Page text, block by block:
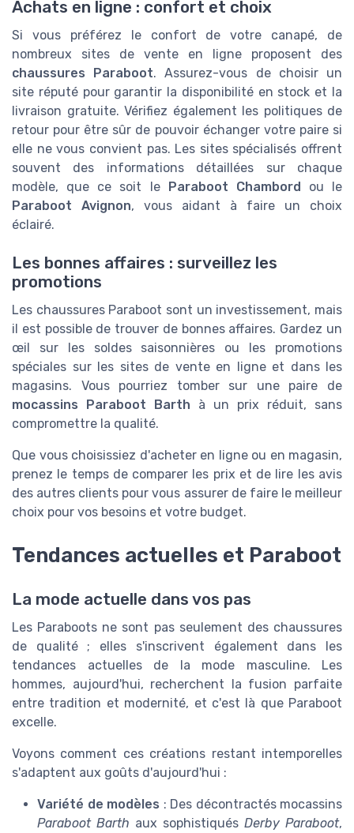
Achats en ligne : confort et choix
Si vous préférez le confort de votre canapé, de
nombreux sites de vente en ligne proposent des
chaussures Paraboot. Assurez-vous de choisir un
site réputé pour garantir la disponibilité en stock et la
livraison gratuite. Vérifiez également les politiques de
retour pour être sûr de pouvoir échanger votre paire si
elle ne vous convient pas. Les sites spécialisés offrent
souvent des informations détaillées sur chaque
modèle, que ce soit le Paraboot Chambord ou le
Paraboot Avignon, vous aidant à faire un choix
éclairé.
Les bonnes affaires : surveillez les
promotions
Les chaussures Paraboot sont un investissement, mais
il est possible de trouver de bonnes affaires. Gardez un
œil sur les soldes saisonnières ou les promotions
spéciales sur les sites de vente en ligne et dans les
magasins. Vous pourriez tomber sur une paire de
mocassins Paraboot Barth à un prix réduit, sans
compromettre la qualité.
Que vous choisissiez d'acheter en ligne ou en magasin,
prenez le temps de comparer les prix et de lire les avis
des autres clients pour vous assurer de faire le meilleur
choix pour vos besoins et votre budget.
Tendances actuelles et Paraboot
La mode actuelle dans vos pas
Les Paraboots ne sont pas seulement des chaussures
de qualité ; elles s'inscrivent également dans les
tendances actuelles de la mode masculine. Les
hommes, aujourd'hui, recherchent la fusion parfaite
entre tradition et modernité, et c'est là que Paraboot
excelle.
Voyons comment ces créations restant intemporelles
s'adaptent aux goûts d'aujourd'hui :
Variété de modèles : Des décontractés mocassins
Paraboot Barth aux sophistiqués Derby Paraboot,